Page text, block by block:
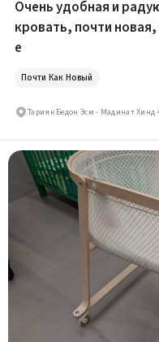
Очень удобная и
кровать, почти
е
Почти Как Новый